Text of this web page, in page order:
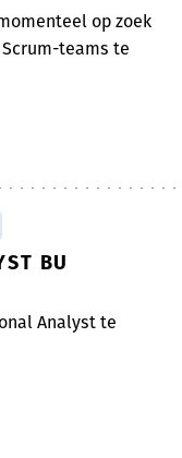
op zoek
teams te
BU
Analyst te